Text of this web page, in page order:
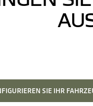
SIE IHR